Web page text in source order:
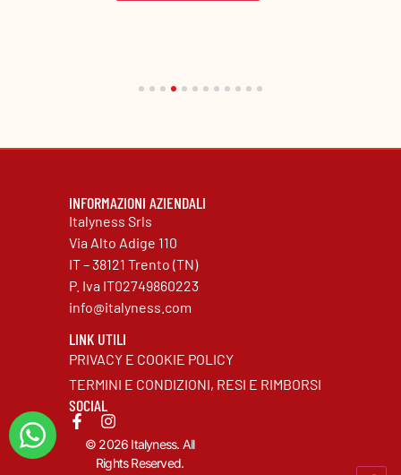
INFORMAZIONI AZIENDALI
Italyness Srls
Via Alto Adige 110
IT – 38121 Trento (TN)
P. Iva IT02749860223
info@italyness.com
LINK UTILI
PRIVACY E COOKIE POLICY
TERMINI E CONDIZIONI, RESI E RIMBORSI
SOCIAL
© 2026 Italyness. All
Rights Reserved.